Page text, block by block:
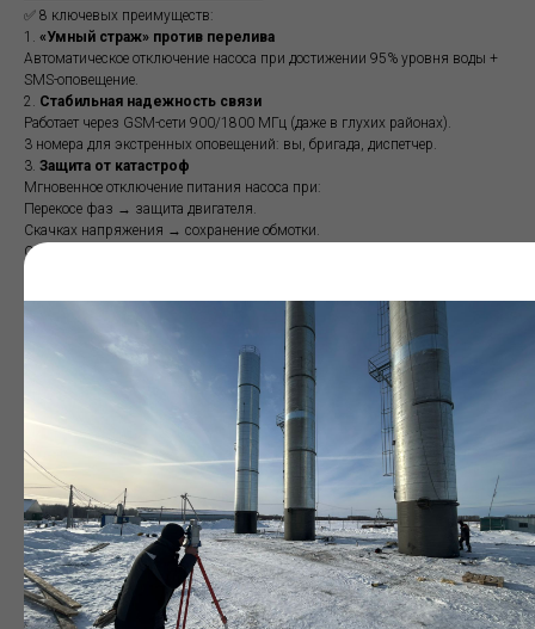
✅ 8 ключевых преимуществ:
1. «Умный страж» против перелива
Автоматическое отключение насоса при достижении 95% уровня воды +
SMS-оповещение.
2. Стабильная надежность связи
Работает через GSM-сети 900/1800 МГц (даже в глухих районах).
3 номера для экстренных оповещений: вы, бригада, диспетчер.
3. Защита от катастроф
Мгновенное отключение питания насоса при:
Перекосе фаз → защита двигателя.
Скачках напряжения → сохранение обмотки.
Отсутствии фазы → остановка до поломки.
Готовые отчеты для проверяющих за 2 клика.
Независимость от электричества
Встроенный аккумулятор 24 часа автономной работы, оповещение о
аварийной ситуации даже при обрыве основного питания.
Морозостойкость до -40°C
SMS-тревога при критическом падении температуры.
7.Связь в любых условиях
Выносная антенна до 5 м — стабильный сигнал там, где другие шкафы
«глохнут».
8.Критический (верхний/нижний) уровень воды?
Специальное SMS оповещение вам об этом подскажет. Устраните
причину до появления серьезной аварии
Комплектация